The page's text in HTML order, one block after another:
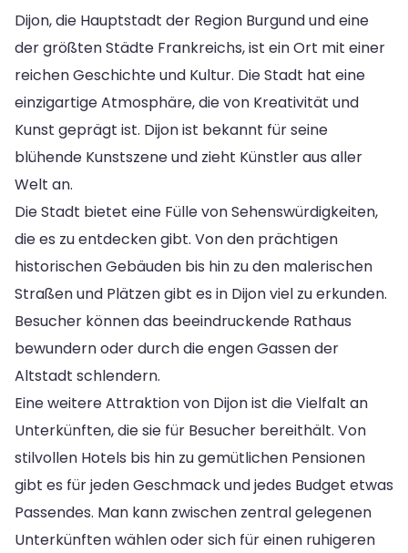
Dijon, die Hauptstadt der Region Burgund und eine
der größten Städte Frankreichs, ist ein Ort mit einer
reichen Geschichte und Kultur. Die Stadt hat eine
einzigartige Atmosphäre, die von Kreativität und
Kunst geprägt ist. Dijon ist bekannt für seine
blühende Kunstszene und zieht Künstler aus aller
Welt an.
Die Stadt bietet eine Fülle von Sehenswürdigkeiten,
die es zu entdecken gibt. Von den prächtigen
historischen Gebäuden bis hin zu den malerischen
Straßen und Plätzen gibt es in Dijon viel zu erkunden.
Besucher können das beeindruckende Rathaus
bewundern oder durch die engen Gassen der
Altstadt schlendern.
Eine weitere Attraktion von Dijon ist die Vielfalt an
Unterkünften, die sie für Besucher bereithält. Von
stilvollen Hotels bis hin zu gemütlichen Pensionen
gibt es für jeden Geschmack und jedes Budget etwas
Passendes. Man kann zwischen zentral gelegenen
Unterkünften wählen oder sich für einen ruhigeren